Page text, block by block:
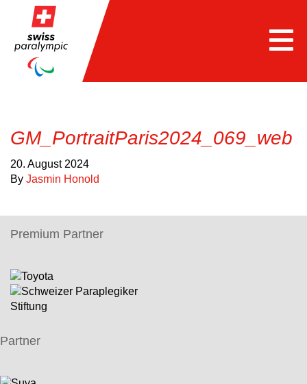
GM_PortraitParis2024_069_web
20. August 2024
By Jasmin Honold
Premium Partner
Partner